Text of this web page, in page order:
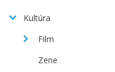
Kultúra
Film
Zene